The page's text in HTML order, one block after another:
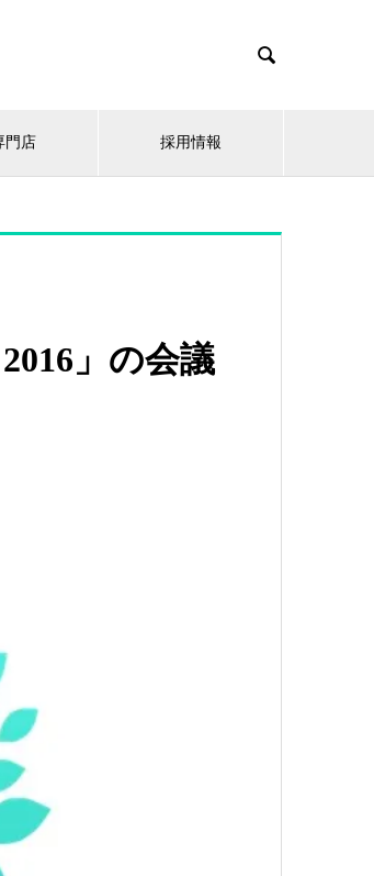

門店 採用情報
」の会議